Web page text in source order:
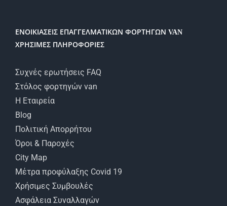
ΕΝΟΙΚΙΑΣΕΙΣ ΕΠΑΓΓΕΛΜΑΤΙΚΩΝ ΦΟΡΤΗΓΩΝ VAN
ΧΡΗΣΙΜΕΣ ΠΛΗΡΟΦΟΡΙΕΣ
Συχνές ερωτήσεις FAQ
Στόλος φορτηγών van
Η Εταιρεία
Blog
Πολιτική Απορρήτου
Όροι & Παροχές
City Map
Μέτρα προφύλαξης Covid 19
Χρήσιμες Συμβουλές
Ασφάλεια Συναλλαγών